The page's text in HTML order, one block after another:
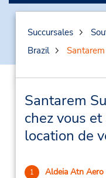
Succursales
Brazil
Santarem
Santarem
chez vous
location de
1 Aldeia Atn Aero